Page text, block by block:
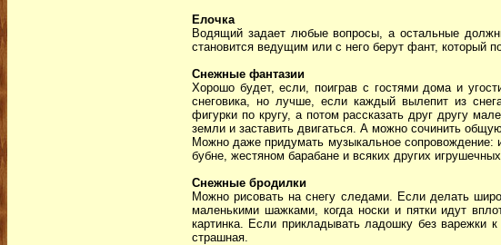
Елочка
Водящий задает любые вопросы, а остальные
становится ведущим или с него берут фант, который
Снежные фантазии
Хорошо будет, если, поиграв с гостями дома и
снеговика, но лучше, если каждый вылепит из
фигурки по кругу, а потом рассказать друг другу
земли и заставить двигаться. А можно сочинить
Можно даже придумать музыкальное сопровождение:
бубне, жестяном барабане и всяких других
Снежные бродилки
Можно рисовать на снегу следами. Если делать
маленькими шажками, когда носки и пятки идут
картинка. Если прикладывать ладошку без варежки
страшная.